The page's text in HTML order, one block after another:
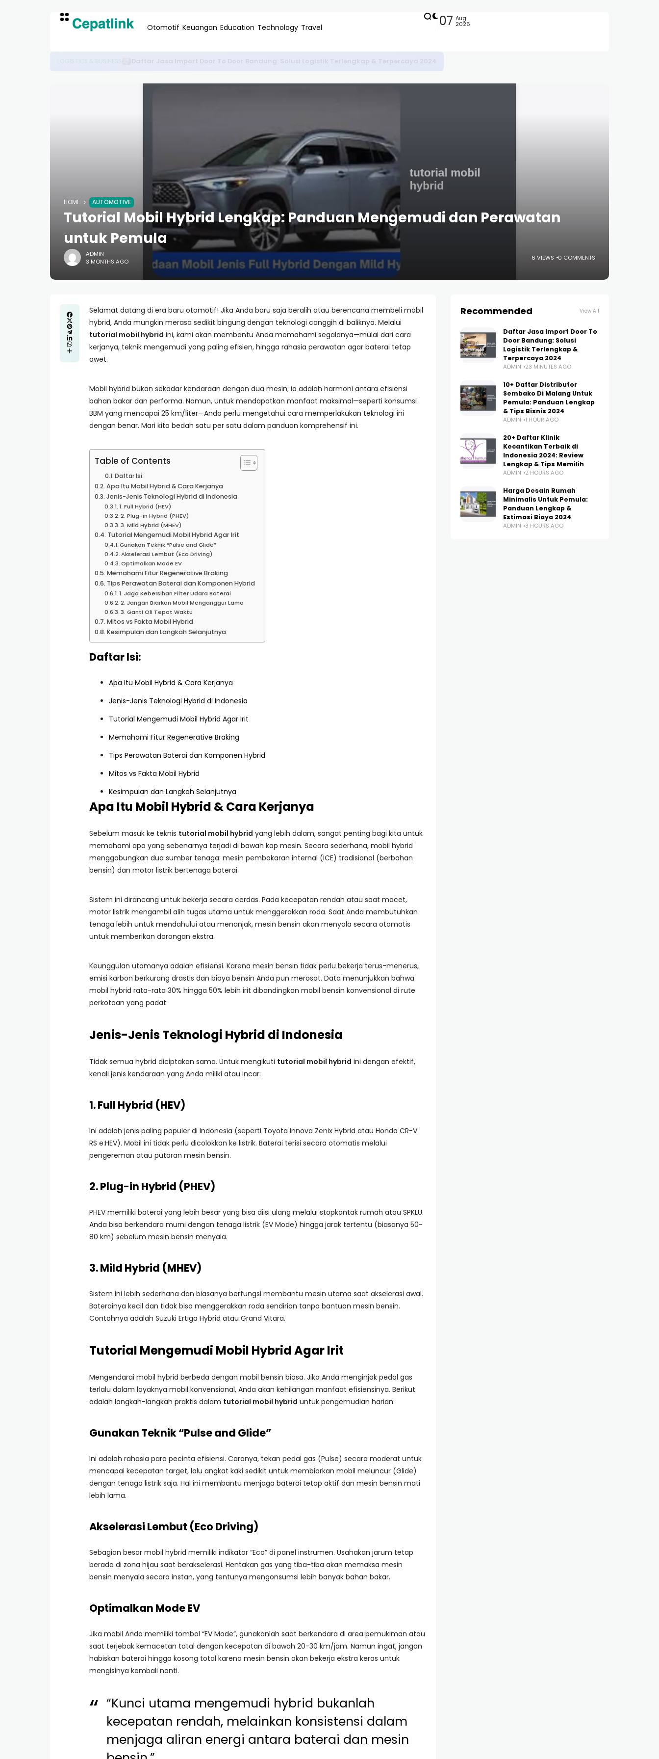
Otomotif Keuangan Education Technology Travel 07 Aug
2026
HOME AUTOMOTIVE
Tutorial Mobil Hybrid Lengkap: Panduan Mengemudi dan Perawatan
untuk Pemula
ADMIN
3 MONTHS AGO
6 VIEWS 0 COMMENTS
Selamat datang di era baru otomotif! Jika Anda baru saja beralih atau berencana membeli mobil
hybrid, Anda mungkin merasa sedikit bingung dengan teknologi canggih di baliknya. Melalui
tutorial mobil hybrid ini, kami akan membantu Anda memahami segalanya—mulai dari cara
kerjanya, teknik mengemudi yang paling efisien, hingga rahasia perawatan agar baterai tetap
awet.
Mobil hybrid bukan sekadar kendaraan dengan dua mesin; ia adalah harmoni antara efisiensi
bahan bakar dan performa. Namun, untuk mendapatkan manfaat maksimal—seperti konsumsi
BBM yang mencapai 25 km/liter—Anda perlu mengetahui cara memperlakukan teknologi ini
dengan benar. Mari kita bedah satu per satu dalam panduan komprehensif ini.
Table of Contents
Daftar Isi:
Apa Itu Mobil Hybrid & Cara Kerjanya
Jenis-Jenis Teknologi Hybrid di Indonesia
1. Full Hybrid (HEV)
2. Plug-in Hybrid (PHEV)
3. Mild Hybrid (MHEV)
Tutorial Mengemudi Mobil Hybrid Agar Irit
Gunakan Teknik “Pulse and Glide”
Akselerasi Lembut (Eco Driving)
Optimalkan Mode EV
Memahami Fitur Regenerative Braking
Tips Perawatan Baterai dan Komponen Hybrid
1. Jaga Kebersihan Filter Udara Baterai
2. Jangan Biarkan Mobil Menganggur Lama
3. Ganti Oli Tepat Waktu
Mitos vs Fakta Mobil Hybrid
Kesimpulan dan Langkah Selanjutnya
Daftar Isi:
Apa Itu Mobil Hybrid & Cara Kerjanya
Jenis-Jenis Teknologi Hybrid di Indonesia
Tutorial Mengemudi Mobil Hybrid Agar Irit
Memahami Fitur Regenerative Braking
Tips Perawatan Baterai dan Komponen Hybrid
Mitos vs Fakta Mobil Hybrid
Kesimpulan dan Langkah Selanjutnya
Apa Itu Mobil Hybrid & Cara Kerjanya
Sebelum masuk ke teknis tutorial mobil hybrid yang lebih dalam, sangat penting bagi kita untuk
memahami apa yang sebenarnya terjadi di bawah kap mesin. Secara sederhana, mobil hybrid
menggabungkan dua sumber tenaga: mesin pembakaran internal (ICE) tradisional (berbahan
bensin) dan motor listrik bertenaga baterai.
Sistem ini dirancang untuk bekerja secara cerdas. Pada kecepatan rendah atau saat macet,
motor listrik mengambil alih tugas utama untuk menggerakkan roda. Saat Anda membutuhkan
tenaga lebih untuk mendahului atau menanjak, mesin bensin akan menyala secara otomatis
untuk memberikan dorongan ekstra.
Keunggulan utamanya adalah efisiensi. Karena mesin bensin tidak perlu bekerja terus-menerus,
emisi karbon berkurang drastis dan biaya bensin Anda pun merosot. Data menunjukkan bahwa
mobil hybrid rata-rata 30% hingga 50% lebih irit dibandingkan mobil bensin konvensional di rute
perkotaan yang padat.
Jenis-Jenis Teknologi Hybrid di Indonesia
Tidak semua hybrid diciptakan sama. Untuk mengikuti tutorial mobil hybrid ini dengan efektif,
kenali jenis kendaraan yang Anda miliki atau incar:
1. Full Hybrid (HEV)
Ini adalah jenis paling populer di Indonesia (seperti Toyota Innova Zenix Hybrid atau Honda CR-V
RS e:HEV). Mobil ini tidak perlu dicolokkan ke listrik. Baterai terisi secara otomatis melalui
pengereman atau putaran mesin bensin.
2. Plug-in Hybrid (PHEV)
PHEV memiliki baterai yang lebih besar yang bisa diisi ulang melalui stopkontak rumah atau SPKLU.
Anda bisa berkendara murni dengan tenaga listrik (EV Mode) hingga jarak tertentu (biasanya 50-
80 km) sebelum mesin bensin menyala.
3. Mild Hybrid (MHEV)
Sistem ini lebih sederhana dan biasanya berfungsi membantu mesin utama saat akselerasi awal.
Baterainya kecil dan tidak bisa menggerakkan roda sendirian tanpa bantuan mesin bensin.
Contohnya adalah Suzuki Ertiga Hybrid atau Grand Vitara.
Tutorial Mengemudi Mobil Hybrid Agar Irit
Mengendarai mobil hybrid berbeda dengan mobil bensin biasa. Jika Anda menginjak pedal gas
terlalu dalam layaknya mobil konvensional, Anda akan kehilangan manfaat efisiensinya. Berikut
adalah langkah-langkah praktis dalam tutorial mobil hybrid untuk pengemudian harian:
Gunakan Teknik “Pulse and Glide”
Ini adalah rahasia para pecinta efisiensi. Caranya, tekan pedal gas (Pulse) secara moderat untuk
mencapai kecepatan target, lalu angkat kaki sedikit untuk membiarkan mobil meluncur (Glide)
dengan tenaga listrik saja. Hal ini membantu menjaga baterai tetap aktif dan mesin bensin mati
lebih lama.
Akselerasi Lembut (Eco Driving)
Sebagian besar mobil hybrid memiliki indikator “Eco” di panel instrumen. Usahakan jarum tetap
berada di zona hijau saat berakselerasi. Hentakan gas yang tiba-tiba akan memaksa mesin
bensin menyala secara instan, yang tentunya mengonsumsi lebih banyak bahan bakar.
Optimalkan Mode EV
Jika mobil Anda memiliki tombol “EV Mode”, gunakanlah saat berkendara di area pemukiman atau
saat terjebak kemacetan total dengan kecepatan di bawah 20-30 km/jam. Namun ingat, jangan
habiskan baterai hingga kosong total karena mesin bensin akan bekerja ekstra keras untuk
mengisinya kembali nanti.
“Kunci utama mengemudi hybrid bukanlah
kecepatan rendah, melainkan konsistensi dalam
menjaga aliran energi antara baterai dan mesin
Recommended View All
Daftar Jasa Import Door To
Door Bandung: Solusi
Logistik Terlengkap &
Terpercaya 2024
ADMIN 23 MINUTES AGO
10+ Daftar Distributor
Sembako Di Malang Untuk
Pemula: Panduan Lengkap
& Tips Bisnis 2024
ADMIN 1 HOUR AGO
20+ Daftar Klinik
Kecantikan Terbaik di
Indonesia 2024: Review
Lengkap & Tips Memilih
ADMIN 2 HOURS AGO
Harga Desain Rumah
Minimalis Untuk Pemula:
Panduan Lengkap &
Estimasi Biaya 2024
ADMIN 3 HOURS AGO